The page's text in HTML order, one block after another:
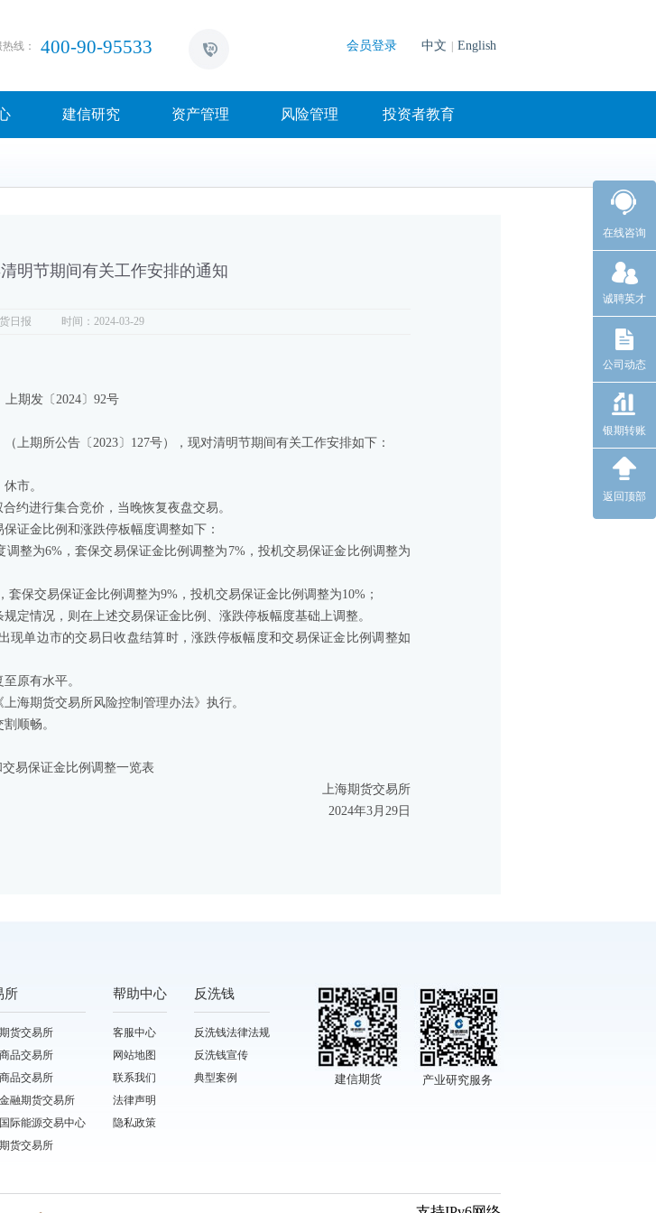
在线咨询
诚聘英才
公司动态
银期转账
返回顶部
会员登录
线： 400-90-95533 中文 English
建信研究 资产管理 风险管理 投资者教育
明节期间有关工作安排的通知
日报 时间：2024-03-29
上期发〔2024〕92号
上期所公告〔2023〕127号），现对清明节期间有关工作安排如下：
市。
约进行集合竞价，当晚恢复夜盘交易。
证金比例和涨跌停板幅度调整如下：
整为6%，套保交易保证金比例调整为7%，投机交易保证金比例调整为
保交易保证金比例调整为9%，投机交易保证金比例调整为10%；
定情况，则在上述交易保证金比例、涨跌停板幅度基础上调整。
现单边市的交易日收盘结算时，涨跌停板幅度和交易保证金比例调整如
原有水平。
海期货交易所风险控制管理办法》执行。
顺畅。
易保证金比例调整一览表
上海期货交易所
2024年3月29日
所
货交易所
品交易所
品交易所
融期货交易所
际能源交易中心
货交易所
帮助中心
客服中心
网站地图
联系我们
法律声明
隐私政策
反洗钱
反洗钱法律法规
反洗钱宣传
典型案例
产业研究服务
建信期货